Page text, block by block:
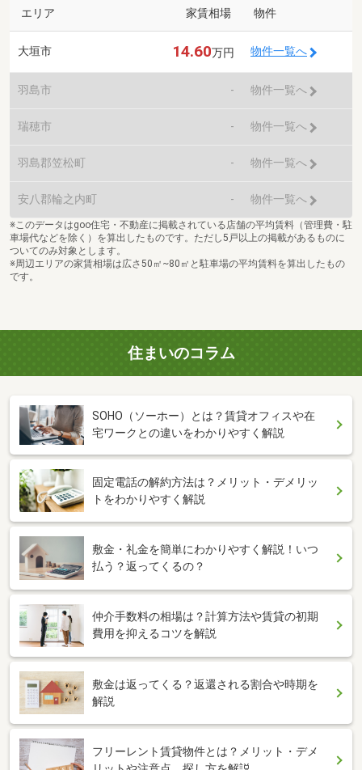
エリア 家賃相場 物件
大垣市 14.60万円 物件一覧へ
羽島市 - 物件一覧へ
瑞穂市 - 物件一覧へ
羽島郡笠松町 - 物件一覧へ
安八郡輪之内町 - 物件一覧へ
※このデータはgoo住宅・不動産に掲載されている店舗の平均賃料（管理費・駐
車場代などを除く）を算出したものです。ただし5戸以上の掲載があるものに
ついてのみ対象とします。
※周辺エリアの家賃相場は広さ50㎡~80㎡と駐車場の平均賃料を算出したもの
です。
住まいのコラム
SOHO（ソーホー）とは？賃貸オフィスや在
宅ワークとの違いをわかりやすく解説
固定電話の解約方法は？メリット・デメリッ
トをわかりやすく解説
敷金・礼金を簡単にわかりやすく解説！いつ
払う？返ってくるの？
仲介手数料の相場は？計算方法や賃貸の初期
費用を抑えるコツを解説
敷金は返ってくる？返還される割合や時期を
解説
フリーレント賃貸物件とは？メリット・デメ